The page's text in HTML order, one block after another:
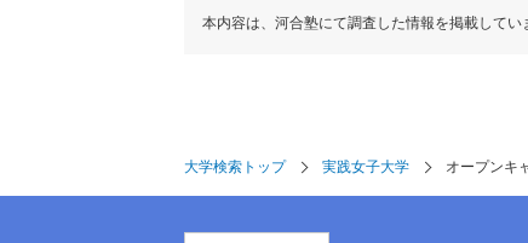
本内容は、河合塾にて調査した情報を掲載して
大学検索トップ 実践女子大学 オープンキ